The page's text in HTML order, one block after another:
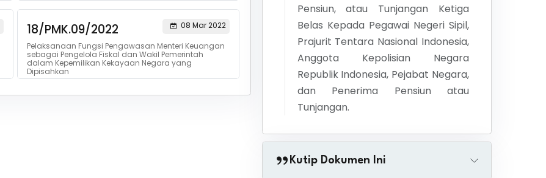
18/PMK.09/2022
08 Mar 2022
Pelaksanaan Fungsi Pengawasan Menteri Keuangan
sebagai Pengelola Fiskal dan Wakil Pemerintah
dalam Kepemilikan Kekayaan Negara yang
Dipisahkan
Pensiun, atau Tunjangan Ketiga
Belas Kepada Pegawai Negeri Sipil,
Prajurit Tentara Nasional Indonesia,
Anggota Kepolisian Negara
Republik Indonesia, Pejabat Negara,
dan Penerima Pensiun atau
Tunjangan.
Kutip Dokumen Ini